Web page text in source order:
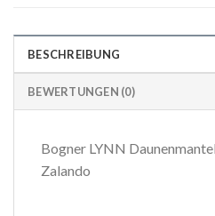
BESCHREIBUNG
BEWERTUNGEN (0)
Bogner LYNN
Zalando